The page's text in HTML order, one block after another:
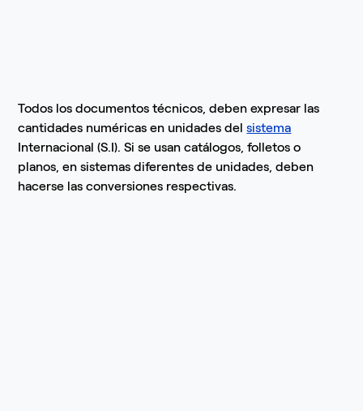
Todos los documentos técnicos, deben expresar las
cantidades numéricas en unidades delsistema
Internacional (S.I). Si se usan catálogos, folletos o
planos, en sistemas diferentes de unidades, deben
hacerse las conversiones respectivas.